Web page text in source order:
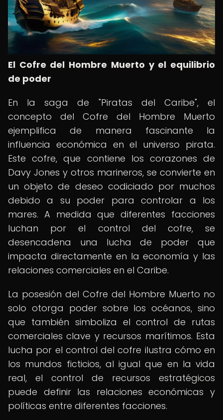
El Cofre del Hombre Muerto y el equilibrio
de poder
En la saga de "Piratas del Caribe", el
concepto del Cofre del Hombre Muerto
ejemplifica de manera fascinante la
influencia económica en el universo pirata.
Este cofre, que contiene los corazones de
Davy Jones y otros marineros, se convierte en
un objeto de deseo codiciado por muchos
debido a su poder para controlar a los
mares. A medida que diferentes facciones
luchan por el control del cofre, se
desencadena una lucha de poder que
impacta directamente en la economía y las
relaciones comerciales en el Caribe.
La posesión del Cofre del Hombre Muerto no
solo otorga poder sobre los océanos, sino
que también simboliza el control de rutas
comerciales clave y recursos marítimos. Esta
lucha por el control del cofre ilustra cómo en
los mundos ficticios, al igual que en la vida
real, el control de recursos estratégicos
puede definir las relaciones económicas y
políticas entre diferentes facciones.